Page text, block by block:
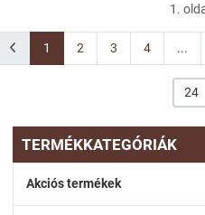
TERMÉKKATEGÓRIÁK
Akciós termékek
1.
1 2 3 4 ...
24